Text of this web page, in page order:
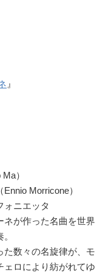
』
）
Morricone）
ニエッタ
ネが作った名曲を世界
た数々の名旋律が、モ
ェロにより紡がれてゆ